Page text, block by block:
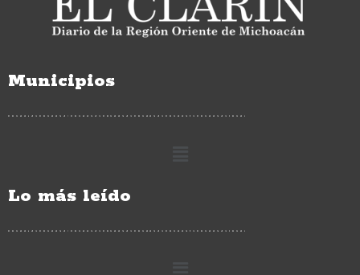
Municipios
Lo más leído